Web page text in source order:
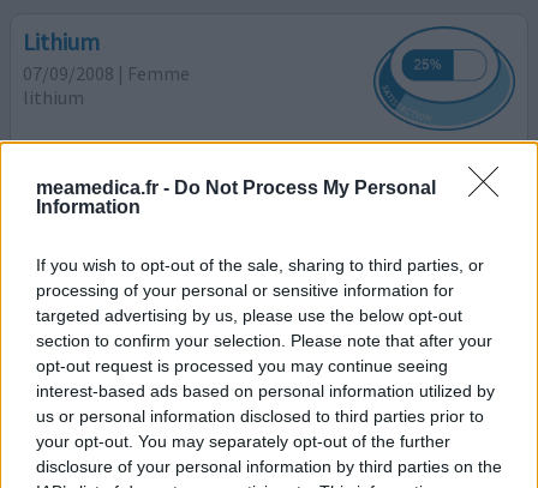
meamedica.fr - Do Not Process My Personal
Information
If you wish to opt-out of the sale, sharing to third parties, or
processing of your personal or sensitive information for
targeted advertising by us, please use the below opt-out
section to confirm your selection. Please note that after your
opt-out request is processed you may continue seeing
interest-based ads based on personal information utilized by
us or personal information disclosed to third parties prior to
your opt-out. You may separately opt-out of the further
disclosure of your personal information by third parties on the
Lithium
07/09/2008 | Femme
lithium
Quantité effets secondaires
J'en prend avec seroquel et nortilen contre la dépression
et je me sens mieux. Seulement avec le lithium, j'ai grossi
de 20 kg environ. Après 4 ans d'utilisation, on va essayé
sur avis médical de l'arrêter.
votre avis 0 réactions